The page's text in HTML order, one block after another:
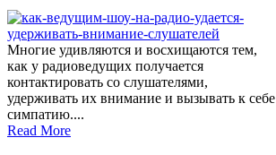
Многие удивляются и восхищаются тем,
как у радиоведущих получается
контактировать со слушателями,
удерживать их внимание и вызывать к себе
симпатию....
Read More